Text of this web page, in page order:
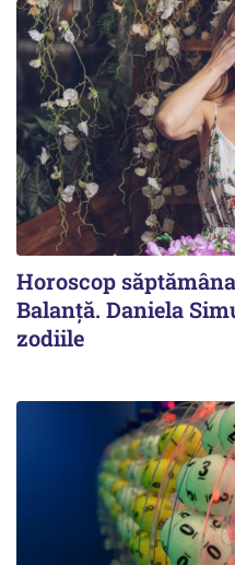
Horoscop
Balanță. Daniela
zodiile